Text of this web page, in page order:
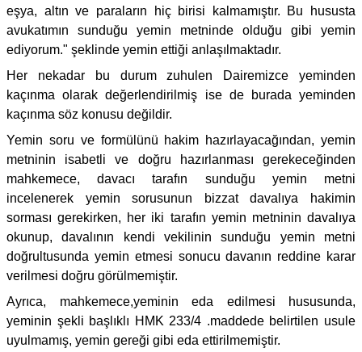
eşya, altın ve paraların hiç birisi kalmamıştır. Bu hususta
avukatımın sunduğu yemin metninde olduğu gibi yemin
ediyorum." şeklinde yemin ettiği anlaşılmaktadır.
Her nekadar bu durum zuhulen Dairemizce yeminden
kaçınma olarak değerlendirilmiş ise de burada yeminden
kaçınma söz konusu değildir.
Yemin soru ve formülünü hakim hazırlayacağından, yemin
metninin isabetli ve doğru hazırlanması gerekeceğinden
mahkemece, davacı tarafın sunduğu yemin metni
incelenerek yemin sorusunun bizzat davalıya hakimin
sorması gerekirken, her iki tarafın yemin metninin davalıya
okunup, davalının kendi vekilinin sunduğu yemin metni
doğrultusunda yemin etmesi sonucu davanın reddine karar
verilmesi doğru görülmemiştir.
Ayrıca, mahkemece,yeminin eda edilmesi hususunda,
yeminin şekli başlıklı HMK 233/4 .maddede belirtilen usule
uyulmamış, yemin gereği gibi eda ettirilmemiştir.